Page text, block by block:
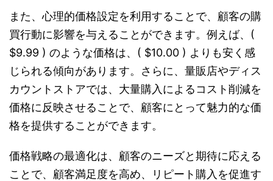
また、心理的価格設定を利用することで、顧客の購
買行動に影響を与えることができます。例えば、(
$9.99 ) のような価格は、( $10.00 ) よりも安く感
じられる傾向があります。さらに、量販店やディス
カウントストアでは、大量購入によるコスト削減を
価格に反映させることで、顧客にとって魅力的な価
格を提供することができます。
価格戦略の最適化は、顧客のニーズと期待に応える
ことで、顧客満足度を高め、リピート購入を促進す